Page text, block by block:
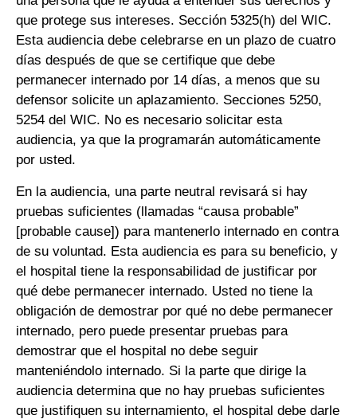
que protege sus intereses. Sección 5325(h) del WIC.
Esta audiencia debe celebrarse en un plazo de cuatro
días después de que se certifique que debe
permanecer internado por 14 días, a menos que su
defensor solicite un aplazamiento. Secciones 5250,
5254 del WIC. No es necesario solicitar esta
audiencia, ya que la programarán automáticamente
por usted.
En la audiencia, una parte neutral revisará si hay
pruebas suficientes (llamadas “causa probable”
[probable cause]) para mantenerlo internado en contra
de su voluntad. Esta audiencia es para su beneficio, y
el hospital tiene la responsabilidad de justificar por
qué debe permanecer internado. Usted no tiene la
obligación de demostrar por qué no debe permanecer
internado, pero puede presentar pruebas para
demostrar que el hospital no debe seguir
manteniéndolo internado. Si la parte que dirige la
audiencia determina que no hay pruebas suficientes
que justifiquen su internamiento, el hospital debe darle